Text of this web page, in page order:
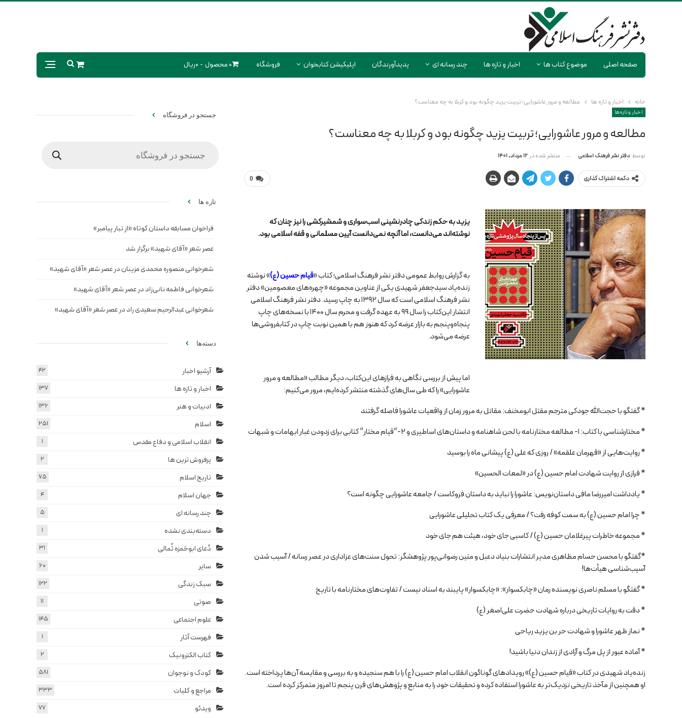
صفحه اصلی موضوع کتاب ها اخبار و تازه ها چند رسانه ای پدیدآورندگان اپلیکیشن کتابخوان فروشگاه 0 محصول 0ریال
خانه اخبار و تازه ها مطالعه و مرور عاشورایی؛ تربیت یزید چگونه بود و کربلا به چه معناست؟
اخبار و تازه ها
مطالعه و مرور عاشورایی؛ تربیت یزید چگونه بود و کربلا به چه معناست؟
توسط دفتر نشر فرهنگ اسلامی منتشر شده در 12 مرداد, 1401
0 دکمه اشتراک گذاری
یزید به حکم زندگی چادرنشینی اسب‌سواری و شمشیرکشی را نیز چنان که
نوشته‌اند می‌دانست، اما آنچه نمی‌دانست آیین مسلمانی و قفه اسلامی بود.
به گزارش روابط عمومی دفتر نشر فرهنگ اسلامی؛ کتاب «قیام حسین (ع)» نوشته
زنده‌یاد سیدجعفر شهیدی یکی از عناوین مجموعه «چهره‌های معصومین» دفتر
نشر فرهنگ اسلامی است که سال ۱۳۹۲ به چاپ رسید. دفتر نشر فرهنگ اسلامی
انتشار این‌کتاب را سال ۹۹ به عهده گرفت و محرم سال ۱۴۰۰ با نسخه‌های چاپ
پنجاه‌وپنجم به بازار عرضه کرد که هنوز هم با همین نوبت چاپ در کتابفروشی‌ها
عرضه می‌شود.
اما پیش از بررسی نگاهی به فرازهای این‌کتاب، دیگر مطالب «مطالعه و مرور
عاشورایی» را که طی سال‌های گذشته منتشر کرده‌ایم، مرور می‌کنیم:
* گفتگو با حجت‌الله جودکی مترجم مقتل ابومخنف: مقاتل به مرور زمان از واقعیات عاشورا فاصله گرفتند
* مختارشناسی با کتاب: ۱- مطالعه مختارنامه با لحن شاهنامه و داستان‌های اساطیری و ۲-“قیام مختار” کتابی برای زدودن غبار ابهامات و شبهات
* روایت‌هایی از «قهرمان علقمه» / روزی که علی (ع) پیشانی ماه را بوسید
* فرازی از روایت شهادت امام حسین (ع) در «لمعات الحسین»
* یادداشت امیررضا مافی داستان‌نویس: عاشورا را نباید به داستان فروکاست / جامعه عاشورایی چگونه است؟
* چرا امام حسین (ع) به سمت کوفه رفت؟ / معرفی یک کتاب تحلیلی عاشورایی
* مجموعه خاطرات پیرغلامان حسین (ع) / کاسبی جای خود، هیئت هم جای خود
*گفتگو با محسن حسام مظاهری مدیر انتشارات بنیاد دعبل و متین رضوانی‌پور پژوهشگر: تحول سنت‌های عزاداری در عصر رسانه / آسیب شدن
آسیب‌شناسی هیأت‌ها!
* گفتگو با مسلم ناصری نویسنده رمان «چابکسوار»: «چابکسوار» پایبند به اسناد نیست / تفاوت‌های مختارنامه با تاریخ
* دقت به روایات تاریخی درباره شهادت حضرت علی‌اصغر (ع)
* نماز ظهر عاشورا و شهادت حر بن یزید ریاحی
* آماده عبور از پل مرگ و آزادی از زندان دنیا باشید!
زنده‌یاد شهیدی در کتاب «قیام حسین (ع)» رویدادهای گوناگون انقلاب امام حسین (ع) را با هم سنجیده و به بررسی و مقایسه آن‌ها پرداخته است.
او همچنین از مآخذ تاریخی نزدیک‌تر به عاشورا استفاده کرده و تحقیقات خود را به منابع و پژوهش‌های قرن پنجم تا امروز متمرکز کرده است.
جستجو در فروشگاه
تازه ها
فراخوان مسابقه داستان کوتاه «از تبار پیامبر»
عصر شعر «آقای شهید» برگزار شد
شعرخوانی منصوره محمدی مزینان در عصر شعر «آقای شهید»
شعرخوانی فاطمه نانی‌زاد در عصر شعر «آقای شهید»
شعرخوانی عبدالرحیم سعیدی راد در عصر شعر «آقای شهید»
دسته‌ها
آرشیو اخبار 42
اخبار و تازه ها 137
ادبیات و هنر 136
اسلام 251
انقلاب اسلامی و دفاع مقدس 1
پرفروش ترین ها 2
تاریخ اسلام 75
جهان اسلام 4
چند رسانه ای 5
دسته‌بندی نشده 1
دُعای ابوحَمزه ثُمالی 31
سایر 60
سبک زندگی 122
صوتی 11
علوم اجتماعی 145
فهرست آثار 1
کتاب الکترونیک 2
کودک و نوجوان 581
مراجع و کلیات 333
ویدئو 77